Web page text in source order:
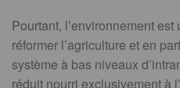
Pourtant, l’environnement
réformer l’agriculture et en
système à bas niveaux
réduit nourri exclusivement à